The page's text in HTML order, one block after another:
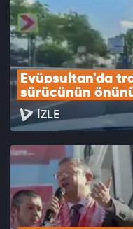
Eyüpsultan'da
sürücünün
İZLE